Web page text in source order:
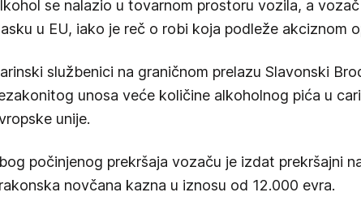
se nalazio u tovarnom prostoru vozila, a
u EU, iako je reč o robi koja podleže akciznom
službenici na graničnom prelazu Slavonski
unosa veće količine alkoholnog pića u
unije.
počinjenog prekršaja vozaču je izdat prekršajni
novčana kazna u iznosu od 12.000 evra.